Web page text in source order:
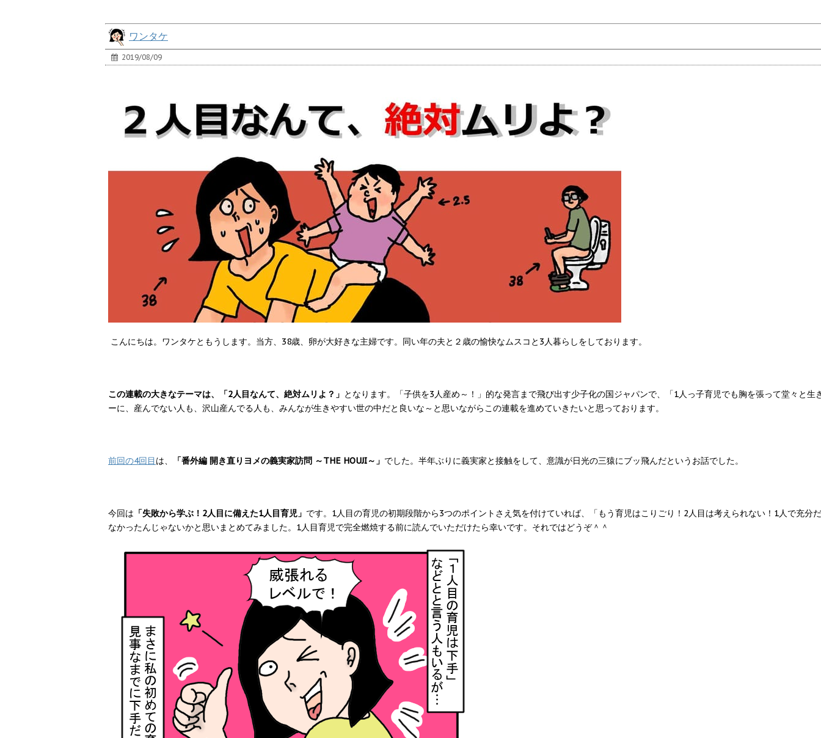
ワンタケ
2019/08/09
こんにちは。ワンタケともうします。当方、38歳、卵が大好きな主婦です。同い年の夫と２歳の愉快なムスコと3人暮らしをしております。
この連載の大きなテーマは、「2人目なんて、絶対ムリよ？」 となります。「子供を3人産め～！」的な発言まで飛び出す少子化の国ジャパンで、「1人っ子育児でも胸を張って堂々と生
ーに、産んでない人も、沢山産んでる人も、みんなが生きやすい世の中だと良いな～と思いながらこの連載を進めていきたいと思っております。
前回の4回目は、 「番外編 開き直りヨメの義実家訪問 ～THE HOUJI～」 でした。半年ぶりに義実家と接触をして、意識が日光の三猿にブッ飛んだというお話でした。
今回は 「失敗から学ぶ！2人目に備えた1人目育児」 です。1人目の育児の初期段階から3つのポイントさえ気を付けていれば、「もう育児はこりごり！2人目は考えられない！1人で充分
なかったんじゃないかと思いまとめてみました。1人目育児で完全燃焼する前に読んでいただけたら幸いです。それではどうぞ＾＾